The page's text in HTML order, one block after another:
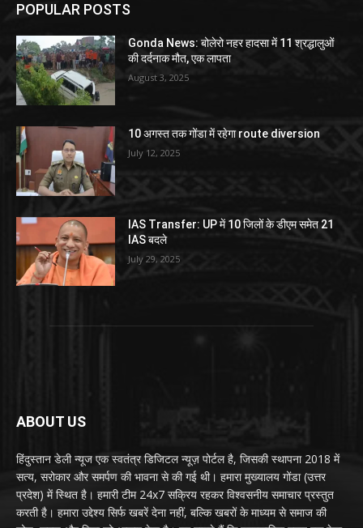
POPULAR POSTS
Gonda News: बोलेरो नहर हादसा में 11 श्रद्धालुओं
की दर्दनाक मौत, एक लापता
August 3, 2025
10 अगस्त तक गोंडा में रहेगा route diversion
July 12, 2025
IAS Transfer: UP में 10 जिलों के डीएम समेत 21
IAS बदले
July 29, 2025
ABOUT US
हिंदुस्तान डेली न्यूज एक स्वतंत्र डिजिटल न्यूज़ पोर्टल है, जिसकी स्थापना 2018 में
सत्य, सरोकार और समर्पण की भावना से की गई थी। हमारा मुख्यालय गोंडा (उत्तर
प्रदेश) में स्थित है। हमारी टीम 24x7 सक्रिय रहकर विश्वसनीय समाचार प्रस्तुत
करती है। हमारा उद्देश्य सिर्फ खबरें देना नहीं, बल्कि खबरों के माध्यम से समाज की